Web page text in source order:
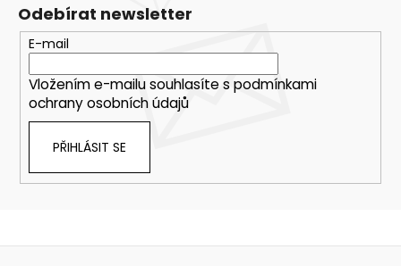
Odebírat newsletter
E-mail
Vložením e-mailu souhlasíte s podmínkami
ochrany osobních údajů
PŘIHLÁSIT SE